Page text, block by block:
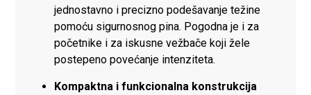
jednostavno i precizno podešavanje težine
pomoću sigurnosnog pina. Pogodna je i za
početnike i za iskusne vežbače koji žele
postepeno povećanje intenziteta.
Kompaktna i funkcionalna konstrukcija